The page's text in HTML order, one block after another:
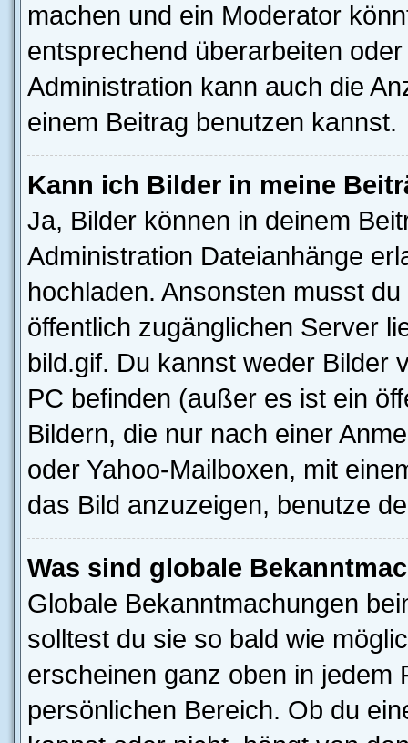
machen und ein Moderator
entsprechend überarbeiten
Administration kann auch die
einem Beitrag benutzen kannst.
Kann ich Bilder in meine
Ja, Bilder können in deinem
Administration Dateianhänge
hochladen. Ansonsten musst
öffentlich zugänglichen Server
bild.gif. Du kannst weder Bilder
PC befinden (außer es ist ein
Bildern, die nur nach einer
oder Yahoo-Mailboxen, mit
das Bild anzuzeigen, benutze
Was sind globale
Globale Bekanntmachungen
solltest du sie so bald wie
erscheinen ganz oben in jedem
persönlichen Bereich. Ob du